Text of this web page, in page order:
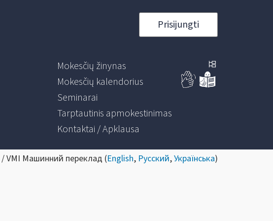
Prisijungti
Mokesčių žinynas
Mokesčių kalendorius
Seminarai
Tarptautinis apmokestinimas
Kontaktai / Apklausa
VMI Машинний переклад (English, Русский,Українська)